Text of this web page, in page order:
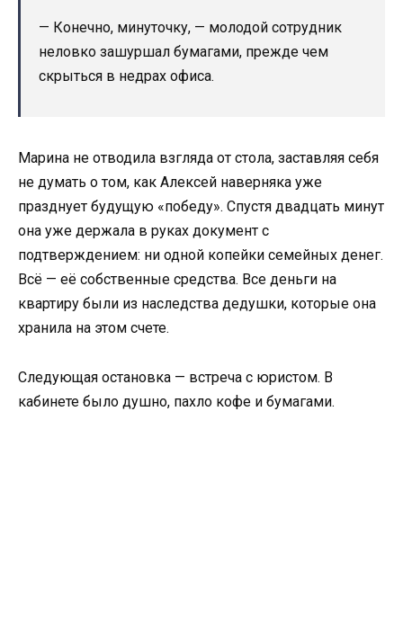
— Конечно, минуточку, — молодой сотрудник
неловко зашуршал бумагами, прежде чем
скрыться в недрах офиса.
Марина не отводила взгляда от стола, заставляя себя
не думать о том, как Алексей наверняка уже
празднует будущую «победу». Спустя двадцать минут
она уже держала в руках документ с
подтверждением: ни одной копейки семейных денег.
Всё — её собственные средства. Все деньги на
квартиру были из наследства дедушки, которые она
хранила на этом счете.
Следующая остановка — встреча с юристом. В
кабинете было душно, пахло кофе и бумагами.